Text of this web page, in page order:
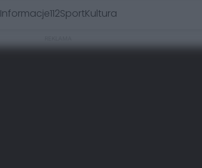
Informacje112SportKultura